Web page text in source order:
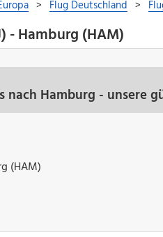
- Hamburg (HAM)
nach Hamburg - unsere
(HAM)